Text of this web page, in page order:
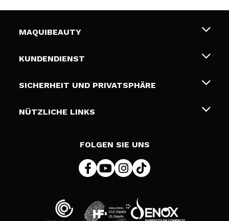
MAQUIBEAUTY
Über uns
Geschenkkarten
KUNDENDIENST
Liefer- und Versandkosten
Zahlung
SICHERHEIT UND PRIVATSPHÄRE
Bedingungen und Datenschutz
NÜTZLICHE LINKS
FOLGEN SIE UNS